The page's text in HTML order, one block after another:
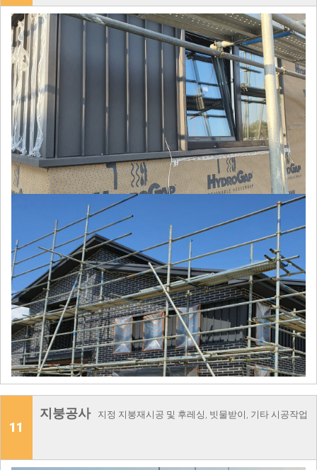
11
지붕공사 지정 지붕재시공 및 후레싱, 빗물받이, 기타 시공작업